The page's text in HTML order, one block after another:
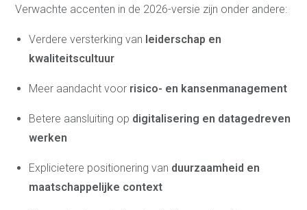
Kwaliteitsmanagementsysteem
Milieumanagementsysteem
ISO 27001 -
VCA-certificering -
Veiligheidsbeheersing
Advies Accreditatie
NEN-EN-ISO/IEC 17020 -
Verwachte accenten in de 2026-versie zijn onder andere:
Verdere versterking van leiderschap en
kwaliteitscultuur
Meer aandacht voor risico- en kansenmanagement
Betere aansluiting op digitalisering en datagedreven
werken
Explicietere positionering van duurzaamheid en
maatschappelijke context